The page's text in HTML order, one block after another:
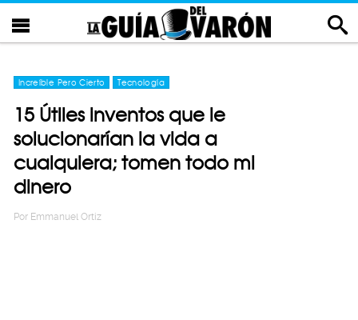
Increíble Pero Cierto Tecnología
15 Útiles inventos que le
solucionarían la vida a
cualquiera; tomen todo mi
dinero
Por Emmanuel Ortiz